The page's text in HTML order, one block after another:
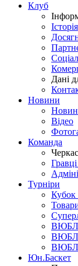
Клуб
Історія
Дані
Новини
Відео
Команда
Турніри
Кубок
ВЮБЛ
ВЮБЛ
ВЮБЛ
Юн.Баскет